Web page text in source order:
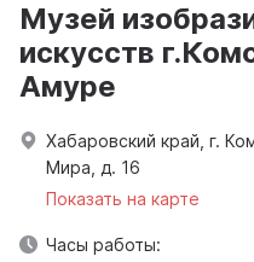
Музей
искусств
Амуре
Хабаровский край, г.
Мира, д. 16
Показать на карте
Часы работы: